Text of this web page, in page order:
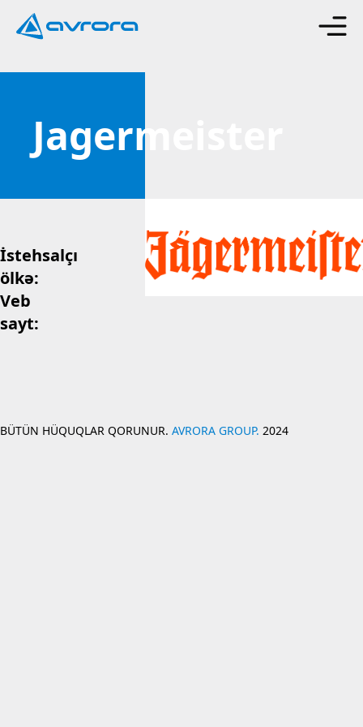
Jagermeister
İstehsalçı
ölkə:
Veb
sayt:
BÜTÜN HÜQUQLAR QORUNUR. AVRORA GROUP. 2024